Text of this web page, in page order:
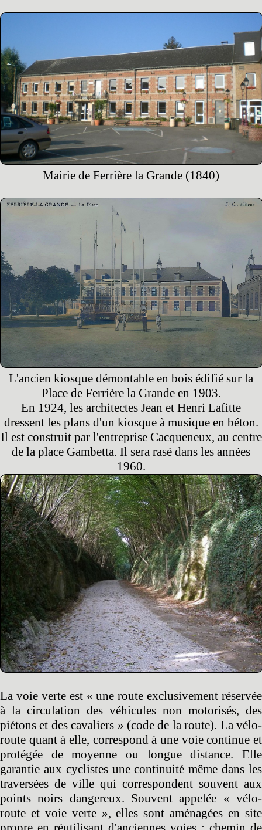
Mairie de Ferrière la Grande (1840)
L'ancien kiosque démontable en bois édifié sur la
Place de Ferrière la Grande en 1903.
En 1924, les architectes Jean et Henri Lafitte
dressent les plans d'un kiosque à musique en béton.
Il est construit par l'entreprise Cacqueneux, au centre
de la place Gambetta. Il sera rasé dans les années
1960.
La voie verte est « une route exclusivement réservée
à la circulation des véhicules non motorisés, des
piétons et des cavaliers » (code de la route). La vélo-
route quant à elle, correspond à une voie continue et
protégée de moyenne ou longue distance. Elle
garantie aux cyclistes une continuité même dans les
traversées de ville qui correspondent souvent aux
points noirs dangereux. Souvent appelée « vélo-
route et voie verte », elles sont aménagées en site